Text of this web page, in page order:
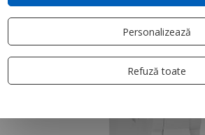
Personalizează
Refuză toate